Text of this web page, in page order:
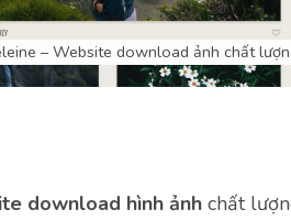
– Website download ảnh chất
download hình ảnh chất